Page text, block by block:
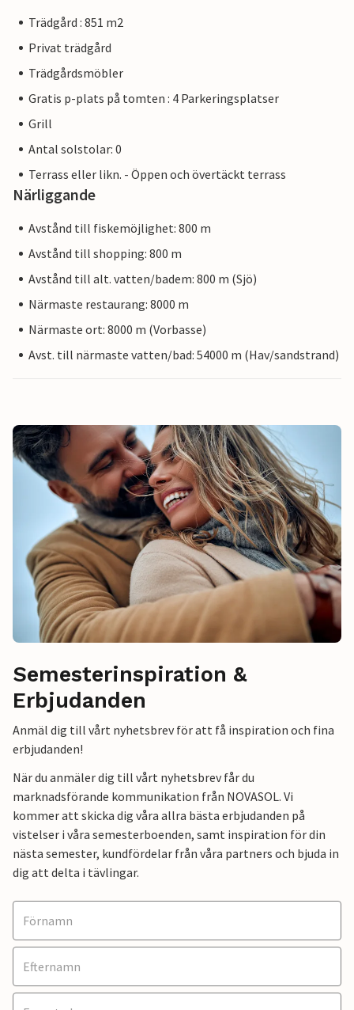
Trädgård : 851 m2
Privat trädgård
Trädgårdsmöbler
Gratis p-plats på tomten : 4 Parkeringsplatser
Grill
Antal solstolar: 0
Terrass eller likn. - Öppen och övertäckt terrass
Närliggande
Avstånd till fiskemöjlighet: 800 m
Avstånd till shopping: 800 m
Avstånd till alt. vatten/badem: 800 m (Sjö)
Närmaste restaurang: 8000 m
Närmaste ort: 8000 m (Vorbasse)
Avst. till närmaste vatten/bad: 54000 m (Hav/sandstrand)
Semesterinspiration &
Erbjudanden
Anmäl dig till vårt nyhetsbrev för att få inspiration och fina
erbjudanden!
När du anmäler dig till vårt nyhetsbrev får du
marknadsförande kommunikation från NOVASOL. Vi
kommer att skicka dig våra allra bästa erbjudanden på
vistelser i våra semesterboenden, samt inspiration för din
nästa semester, kundfördelar från våra partners och bjuda in
dig att delta i tävlingar.